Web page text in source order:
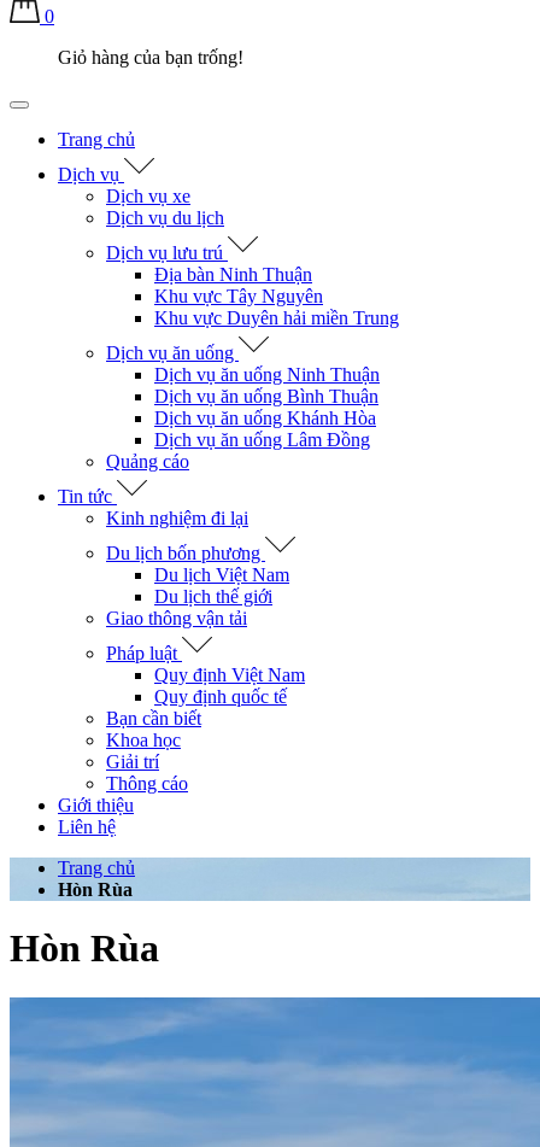
0
Giỏ hàng của bạn trống!
Trang chủ
Dịch vụ
Dịch vụ xe
Dịch vụ du lịch
Dịch vụ lưu trú
Địa bàn Ninh Thuận
Khu vực Tây Nguyên
Khu vực Duyên hải miền Trung
Dịch vụ ăn uống
Dịch vụ ăn uống Ninh Thuận
Dịch vụ ăn uống Bình Thuận
Dịch vụ ăn uống Khánh Hòa
Dịch vụ ăn uống Lâm Đồng
Quảng cáo
Tin tức
Kinh nghiệm đi lại
Du lịch bốn phương
Du lịch Việt Nam
Du lịch thế giới
Giao thông vận tải
Pháp luật
Quy định Việt Nam
Quy định quốc tế
Bạn cần biết
Khoa học
Giải trí
Thông cáo
Giới thiệu
Liên hệ
Trang chủ
Hòn Rùa
Hòn Rùa